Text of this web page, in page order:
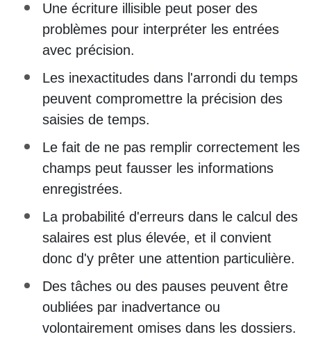
Une écriture illisible peut poser des
problèmes pour interpréter les entrées
avec précision.
Les inexactitudes dans l'arrondi du temps
peuvent compromettre la précision des
saisies de temps.
Le fait de ne pas remplir correctement les
champs peut fausser les informations
enregistrées.
La probabilité d'erreurs dans le calcul des
salaires est plus élevée, et il convient
donc d'y prêter une attention particulière.
Des tâches ou des pauses peuvent être
oubliées par inadvertance ou
volontairement omises dans les dossiers.